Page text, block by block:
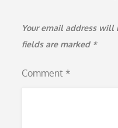
Your email address will
fields are marked *
Comment *